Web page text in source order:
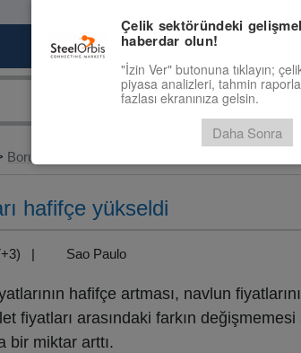
Pazaryeri
Boru
hafifçe yükseldi
| Sao Paulo
hafifçe artması, navlun
fiyatları arasındaki farkın değişmemesi
bir miktar arttı.
Çelik sektöründeki
haberdar olun!
"İzin Ver" butonuna tıklayın;
piyasa analizleri, tahmin
fazlası ekranınıza gelsin.
Daha Sonra